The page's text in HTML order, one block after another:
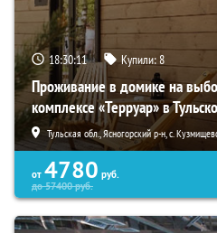
18:30:09 Купили:8
Проживание в домике на
комплексе «Терруар» в
Тульская обл., Ясногорский р-н, с.
от 4780 руб.
до57400руб.